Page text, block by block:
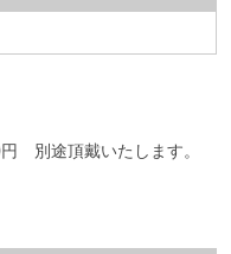
別途頂戴いたします。